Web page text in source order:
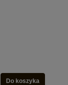
Do koszyka